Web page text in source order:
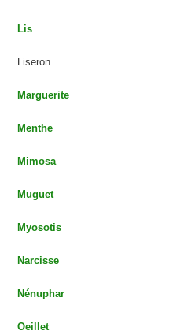
Lis
Liseron
Marguerite
Menthe
Mimosa
Muguet
Myosotis
Narcisse
Nénuphar
Oeillet